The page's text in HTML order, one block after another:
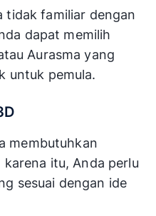
tidak familiar dengan
dapat memilih
Aurasma yang
untuk pemula.
membutuhkan
itu, Anda perlu
sesuai dengan ide